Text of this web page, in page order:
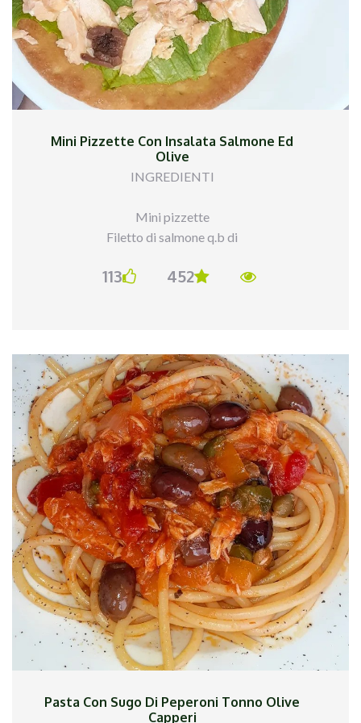
Mini Pizzette Con Insalata Salmone Ed
Olive
INGREDIENTI
Mini pizzette
Filetto di salmone q.b di
Insalata q.b
PROCEDIMENTO
Semplicissimo...ho riscaldato le pizzette e le ho
farcite con insalata, filetto di salmone, olive ed un
filo d`olio.
113 452
Pasta Con Sugo Di Peperoni Tonno Olive
Capperi